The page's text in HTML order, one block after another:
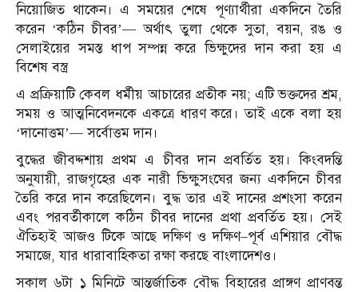
নিয়োজিত থাকেন। এ সময়ের শেষে পূণ্যার্থীরা একদিনে তৈরি
করেন ‘কঠিন চীবর’— অর্থাৎ তুলা থেকে সুতা, বয়ন, রঙ ও
সেলাইয়ের সমস্ত ধাপ সম্পন্ন করে ভিক্ষুদের দান করা হয় এ
বিশেষ বস্ত্র
এ প্রক্রিয়াটি কেবল ধর্মীয় আচারের প্রতীক নয়; এটি ভক্তদের শ্রম,
সময় ও আত্মনিবেদনকে একত্রে ধারণ করে। তাই একে বলা হয়
‘দানোত্তম’— সর্বোত্তম দান।
বুদ্ধের জীবদ্দশায় প্রথম এ চীবর দান প্রবর্তিত হয়। কিংবদন্তি
অনুযায়ী, রাজগৃহের এক নারী ভিক্ষুসংঘের জন্য একদিনে চীবর
তৈরি করে দান করেছিলেন। বুদ্ধ তার এই দানের প্রশংসা করেন
এবং পরবর্তীকালে কঠিন চীবর দানের প্রথা প্রবর্তিত হয়। সেই
ঐতিহ্যই আজও টিকে আছে দক্ষিণ ও দক্ষিণ–পূর্ব এশিয়ার বৌদ্ধ
সমাজে, যার ধারাবাহিকতা রক্ষা করছে বাংলাদেশও।
সকাল ৬টা ১ মিনিটে আন্তর্জাতিক বৌদ্ধ বিহারের প্রাঙ্গণ প্রাণবন্ত